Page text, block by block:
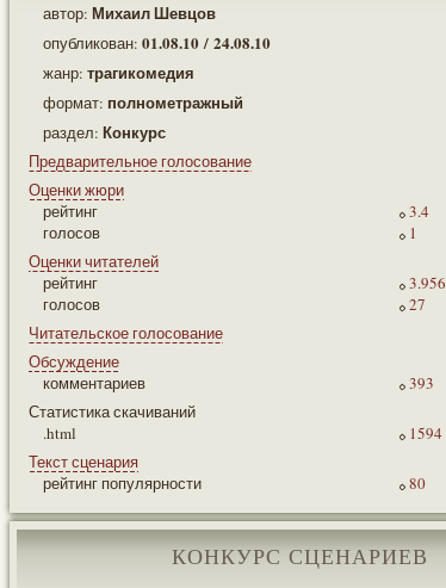
автор: Михаил Шевцов
опубликован: 01.08.10 / 24.08.10
жанр: трагикомедия
формат: полнометражный
раздел: Конкурс
Предварительное голосование
Оценки жюри
рейтинг
3.4
голосов
1
Оценки читателей
рейтинг
3.956
голосов
27
Читательское голосование
Обсуждение
комментариев
393
Статистика скачиваний
.html
1594
Текст сценария
рейтинг популярности
80
КОНКУРС СЦЕНАРИЕВ